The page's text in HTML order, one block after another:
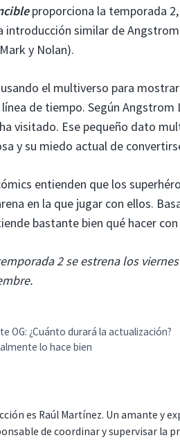
proporciona la temporada
similar de
y Nolan).
el multiverso para
línea de tiempo. Según Angstrom
visitado. Ese pequeño dato
y su miedo actual de
entienden que los
en la que jugar con ellos.
bastante bien qué hacer
2 se estrena los
OG: ¿Cuánto durará la actualización?
lo hace bien
es Raúl Martínez. Un amante y
de coordinar y supervisar la